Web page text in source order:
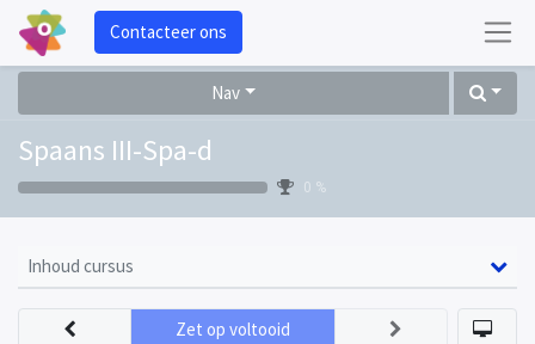
Contacteer ons
Nav
Spaans III-Spa-d
0 %
Inhoud cursus
Zet op voltooid